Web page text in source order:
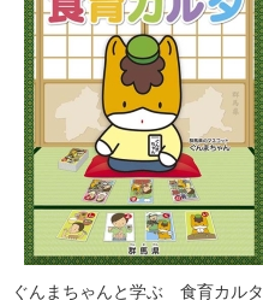
ぐんまちゃんと学ぶ 食育カルタ